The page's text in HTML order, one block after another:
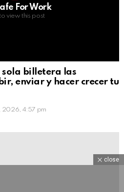
For Work
view this post
sola billetera las
enviar y hacer crecer tu
2026, 4:57 pm
close